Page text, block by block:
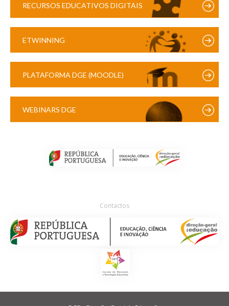
RECURSOS EDUCATIVOS DIGITAIS
ETWINNING
PLATAFORMA DGE (MOODLE)
WEBINARS DGE
Contactos